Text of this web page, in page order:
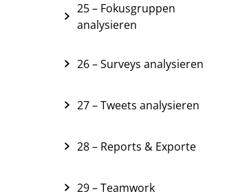
25 – Fokusgruppen
analysieren
26 – Surveys analysieren
27 – Tweets analysieren
28 – Reports & Exporte
29 – Teamwork